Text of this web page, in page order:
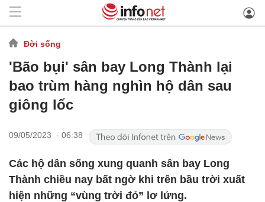
Đời sống
'Bão bụi' sân bay Long Thành lại
bao trùm hàng nghìn hộ dân sau
giông lốc
09/05/2023 - 06:38
Các hộ dân sống xung quanh sân bay Long
Thành chiều nay bất ngờ khi trên bầu trời xuất
hiện những “vùng trời đỏ” lơ lửng.